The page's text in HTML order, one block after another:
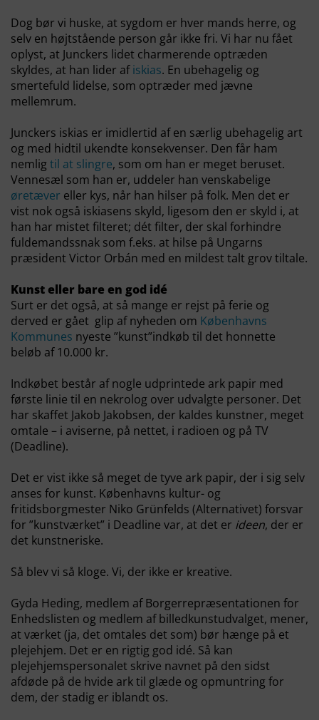
Dog bør vi huske, at sygdom er hver mands herre, og
selv en højtstående person går ikke fri. Vi har nu fået
oplyst, at Junckers lidet charmerende optræden
skyldes, at han lider afiskias. En ubehagelig og
smertefuld lidelse, som optræder med jævne
mellemrum.
Junckers iskias er imidlertid af en særlig ubehagelig art
og med hidtil ukendte konsekvenser. Den får ham
nemligtil at slingre, som om han er meget beruset.
Vennesæl som han er, uddeler han venskabelige
øretæver eller kys, når han hilser på folk. Men det er
vist nok også iskiasens skyld, ligesom den er skyld i, at
han har mistet filteret; dét filter, der skal forhindre
fuldemandssnak som f.eks. at hilse på Ungarns
præsident Victor Orbán med en mildest talt grov tiltale.
Kunst eller bare en god idé
Surt er det også, at så mange er rejst på ferie og
derved er gået glip af nyheden om Københavns
Kommunes nyeste ”kunst”indkøb til det honnette
beløb af 10.000 kr.
Indkøbet består af nogle udprintede ark papir med
første linie til en nekrolog over udvalgte personer. Det
har skaffet Jakob Jakobsen, der kaldes kunstner, meget
omtale – i aviserne, på nettet, i radioen og på TV
(Deadline).
Det er vist ikke så meget de tyve ark papir, der i sig selv
anses for kunst. Københavns kultur- og
fritidsborgmester Niko Grünfelds (Alternativet) forsvar
for ”kunstværket” i Deadline var, at det er ideen, der er
det kunstneriske.
Så blev vi så kloge. Vi, der ikke er kreative.
Gyda Heding, medlem af Borgerrepræsentationen for
Enhedslisten og medlem af billedkunstudvalget, mener,
at værket (ja, det omtales det som) bør hænge på et
plejehjem. Det er en rigtig god idé. Så kan
plejehjemspersonalet skrive navnet på den sidst
afdøde på de hvide ark til glæde og opmuntring for
dem, der stadig er iblandt os.